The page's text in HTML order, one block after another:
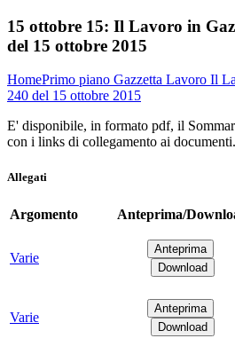
15 ottobre 15: Il Lavoro in
del 15 ottobre 2015
HomePrimo piano Gazzetta Lavoro Il
240 del 15 ottobre 2015
E' disponibile, in formato pdf, il
con i links di collegamento ai documenti.
Allegati
Argomento Anteprima/
Varie
Varie